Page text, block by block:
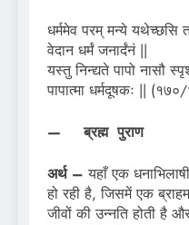
धर्ममेव परम् मन्ये
वेदान धर्मं जनार्दंनं ||
यस्तु निन्द्यते पापो नासौ
पापात्मा धर्मदूषकः ||
— ब्रह्म पुराण
अर्थ – यहाँ एक
हो रही है, जिसमें एक
जीवों की उन्नति होती है